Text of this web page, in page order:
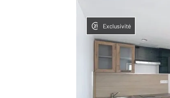
Exclusivité